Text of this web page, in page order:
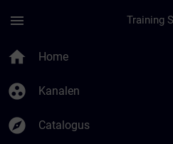
menu
home Home
group_work Kanalen
explore Catalogus